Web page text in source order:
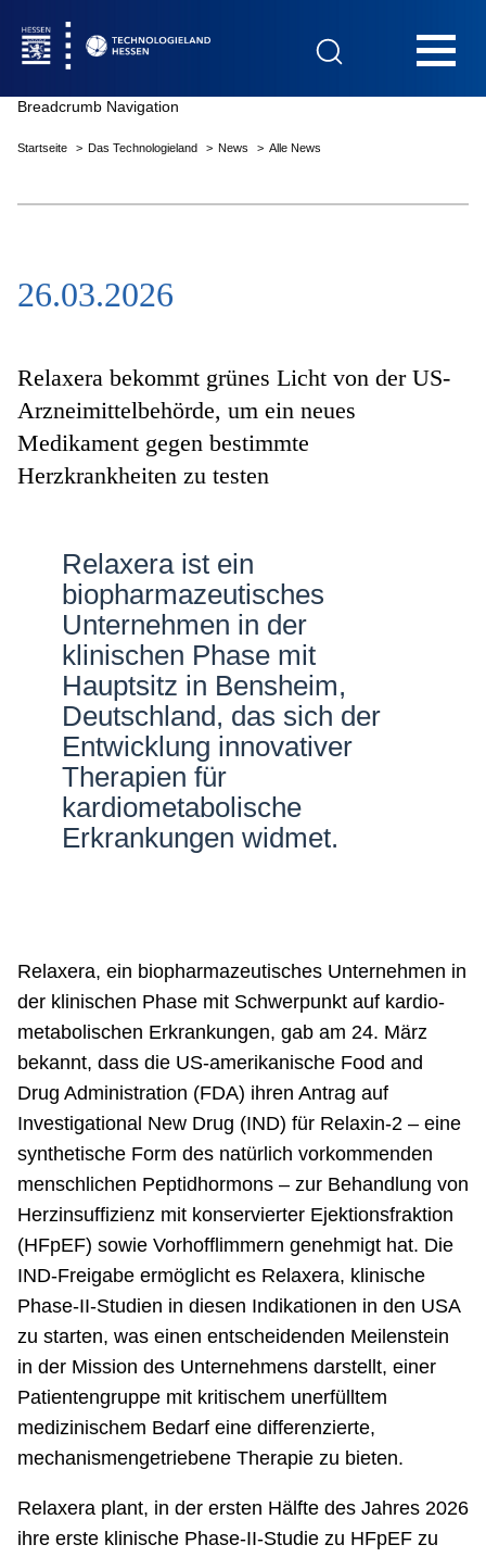
Das Technologieland
Innovationsfelder
Beratung & Förderung
Breadcrumb Navigation
Startseite Das Technologieland News Alle News
26.03.2026
Relaxera bekommt grünes Licht von der US-
Arzneimittelbehörde, um ein neues
Medikament gegen bestimmte
Herzkrankheiten zu testen
Relaxera ist ein
biopharmazeutisches
Unternehmen in der
klinischen Phase mit
Hauptsitz in Bensheim,
Deutschland, das sich der
Entwicklung innovativer
Therapien für
kardiometabolische
Erkrankungen widmet.
Relaxera, ein biopharmazeutisches Unternehmen in
der klinischen Phase mit Schwerpunkt auf kardio-
metabolischen Erkrankungen, gab am 24. März
bekannt, dass die US-amerikanische Food and
Drug Administration (FDA) ihren Antrag auf
Investigational New Drug (IND) für Relaxin-2 – eine
synthetische Form des natürlich vorkommenden
menschlichen Peptidhormons – zur Behandlung von
Herzinsuffizienz mit konservierter Ejektionsfraktion
(HFpEF) sowie Vorhofflimmern genehmigt hat. Die
IND-Freigabe ermöglicht es Relaxera, klinische
Phase-II-Studien in diesen Indikationen in den USA
zu starten, was einen entscheidenden Meilenstein
in der Mission des Unternehmens darstellt, einer
Patientengruppe mit kritischem unerfülltem
medizinischem Bedarf eine differenzierte,
mechanismengetriebene Therapie zu bieten.
Relaxera plant, in der ersten Hälfte des Jahres 2026
ihre erste klinische Phase-II-Studie zu HFpEF zu